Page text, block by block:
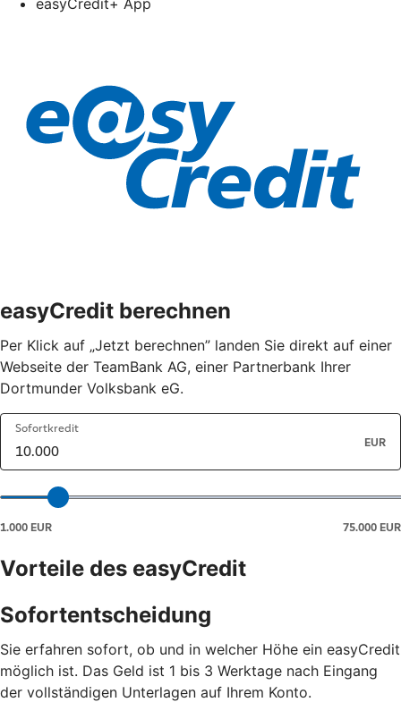
easyCredit berechnen
Per Klick auf „Jetzt berechnen” landen Sie direkt auf einer
Webseite der TeamBank AG, einer Partnerbank Ihrer
Dortmunder Volksbank eG.
Vorteile des easyCredit
Sofortentscheidung
Sie erfahren sofort, ob und in welcher Höhe ein easyCredit
möglich ist. Das Geld ist 1 bis 3 Werktage nach Eingang
der vollständigen Unterlagen auf Ihrem Konto.